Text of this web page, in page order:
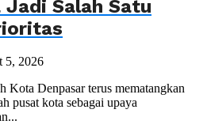
Jadi Salah Satu
5, 2026
Kota Denpasar terus mematangkan
pusat kota sebagai upaya